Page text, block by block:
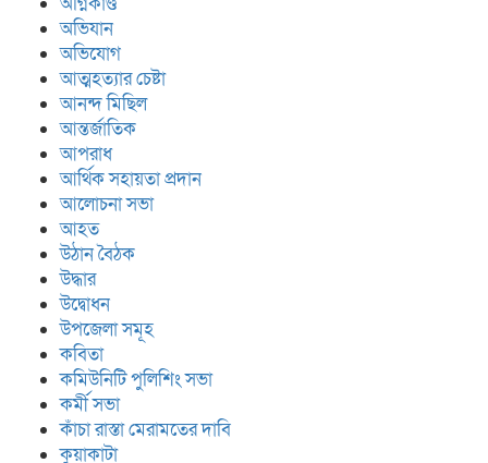
অভিযান
অভিযোগ
আত্মহত্যার চেষ্টা
আনন্দ মিছিল
আন্তর্জাতিক
আপরাধ
আর্থিক সহায়তা প্রদান
আলোচনা সভা
আহত
উঠান বৈঠক
উদ্ধার
উদ্বোধন
উপজেলা সমূহ
কবিতা
কমিউনিটি পুলিশিং সভা
কর্মী সভা
কাঁচা রাস্তা মেরামতের দাবি
কুয়াকাটা